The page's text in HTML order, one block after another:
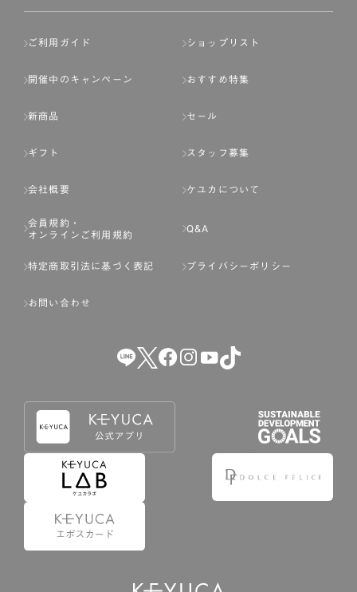
ご利用ガイド ショップリスト
開催中のキャンペーン おすすめ特集
新商品 セール
ギフト スタッフ募集
会社概要 ケユカについて
会員規約・
オンラインご利用規約
Q&A
特定商取引法に基づく表記 プライバシーポリシー
お問い合わせ